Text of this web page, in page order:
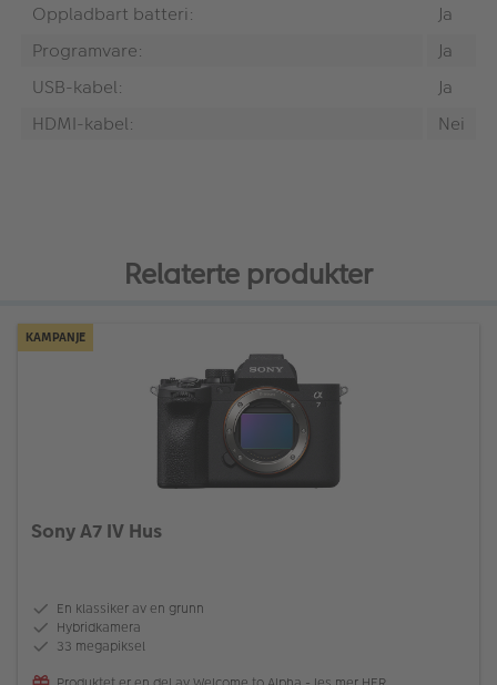
Oppladbart batteri:
Ja
Programvare:
Ja
USB-kabel:
Ja
HDMI-kabel:
Nei
Relaterte produkter
KAMPANJE
Sony A7 IV Hus
En klassiker av en grunn
Hybridkamera
33 megapiksel